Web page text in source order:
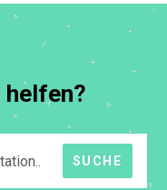
helfen?
SUCHE